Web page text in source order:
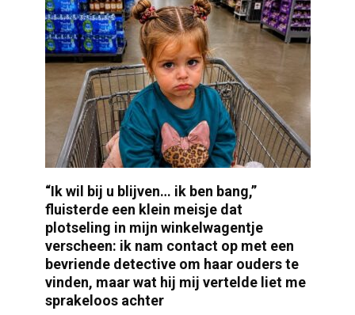
“Ik wil bij u blijven… ik ben bang,”
fluisterde een klein meisje dat
plotseling in mijn winkelwagentje
verscheen: ik nam contact op met een
bevriende detective om haar ouders te
vinden, maar wat hij mij vertelde liet me
sprakeloos achter